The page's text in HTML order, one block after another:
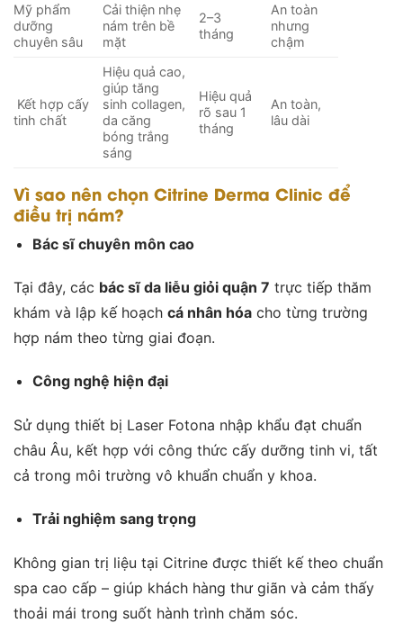
Mỹ phẩm
dưỡng
chuyên sâu
Cải thiện nhẹ
nám trên bề
mặt
2–3
tháng
An toàn
nhưng
chậm
Kết hợp cấy
tinh chất
Hiệu quả cao,
giúp tăng
sinh collagen,
da căng
bóng trắng
sáng
Hiệu quả
rõ sau 1
tháng
An toàn,
lâu dài
Vì sao nên chọn Citrine Derma Clinic để
điều trị nám?
Bác sĩ chuyên môn cao
Tại đây, các bác sĩ da liễu giỏi quận 7 trực tiếp thăm
khám và lập kế hoạch cá nhân hóa cho từng trường
hợp nám theo từng giai đoạn.
Công nghệ hiện đại
Sử dụng thiết bị Laser Fotona nhập khẩu đạt chuẩn
châu Âu, kết hợp với công thức cấy dưỡng tinh vi, tất
cả trong môi trường vô khuẩn chuẩn y khoa.
Trải nghiệm sang trọng
Không gian trị liệu tại Citrine được thiết kế theo chuẩn
spa cao cấp – giúp khách hàng thư giãn và cảm thấy
thoải mái trong suốt hành trình chăm sóc.